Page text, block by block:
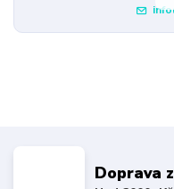
Doprava